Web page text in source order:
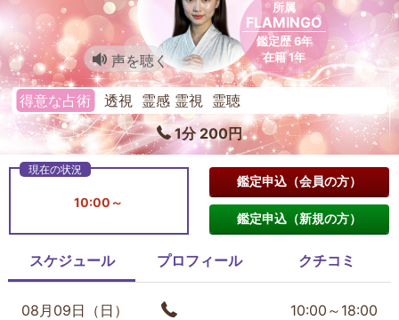
所属
FLAMINGO
鑑定歴 6年
在籍 1年
声を聴く
得意な占術
透視 霊感 霊視 霊聴
1分 200円
10:00～
鑑定申込（会員の方）
鑑定申込（新規の方）
スケジュール プロフィール クチコミ
08月09日（日） 10:00～18:00